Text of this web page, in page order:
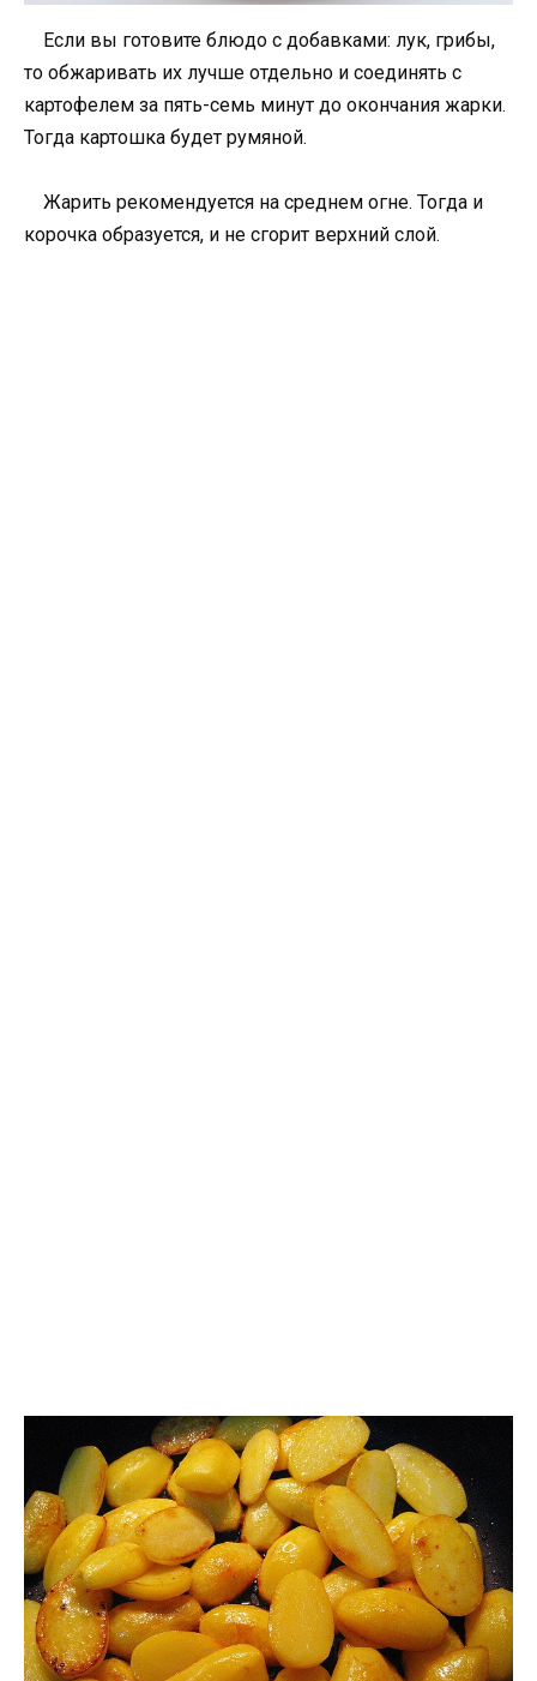
Если вы готовите блюдо с добавками: лук, грибы,
то обжаривать их лучше отдельно и соединять с
картофелем за пять-семь минут до окончания жарки.
Тогда картошка будет румяной.
Жарить рекомендуется на среднем огне. Тогда и
корочка образуется, и не сгорит верхний слой.